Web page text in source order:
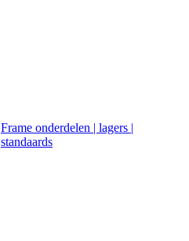
Frame onderdelen | lagers |
standaards